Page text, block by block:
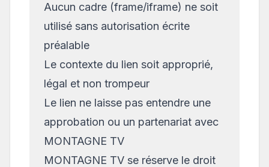
Aucun cadre (frame/iframe) ne soit
utilisé sans autorisation écrite
préalable
Le contexte du lien soit approprié,
légal et non trompeur
Le lien ne laisse pas entendre une
approbation ou un partenariat avec
MONTAGNE TV
MONTAGNE TV se réserve le droit